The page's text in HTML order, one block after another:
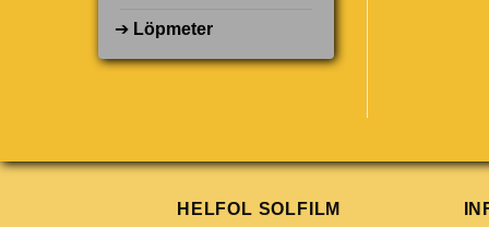
➔ Löpmeter
HELFOL SOLFILM